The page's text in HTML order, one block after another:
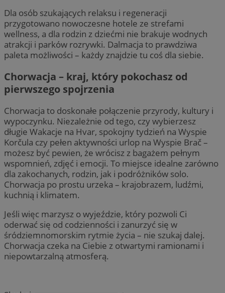
Dla osób szukających relaksu i regeneracji
przygotowano nowoczesne hotele ze strefami
wellness, a dla rodzin z dziećmi nie brakuje wodnych
atrakcji i parków rozrywki. Dalmacja to prawdziwa
paleta możliwości – każdy znajdzie tu coś dla siebie.
Chorwacja – kraj, który pokochasz od
pierwszego spojrzenia
Chorwacja to doskonałe połączenie przyrody, kultury i
wypoczynku. Niezależnie od tego, czy wybierzesz
długie Wakacje na Hvar, spokojny tydzień na Wyspie
Korčula czy pełen aktywności urlop na Wyspie Brač –
możesz być pewien, że wrócisz z bagażem pełnym
wspomnień, zdjęć i emocji. To miejsce idealne zarówno
dla zakochanych, rodzin, jak i podróżników solo.
Chorwacja po prostu urzeka – krajobrazem, ludźmi,
kuchnią i klimatem.
Jeśli więc marzysz o wyjeździe, który pozwoli Ci
oderwać się od codzienności i zanurzyć się w
śródziemnomorskim rytmie życia – nie szukaj dalej.
Chorwacja czeka na Ciebie z otwartymi ramionami i
niepowtarzalną atmosferą.